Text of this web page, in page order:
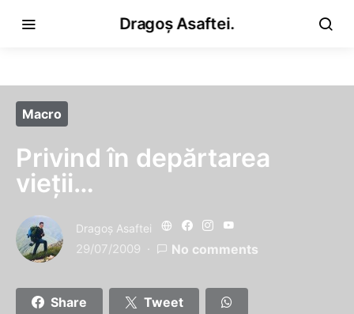
Dragoș Asaftei.
Macro
Privind în depărtarea
vieţii…
Dragoş Asaftei
29/07/2009 No comments
Share Tweet